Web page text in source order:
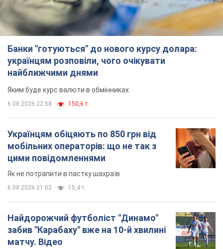
Банки "готуються" до нового курсу долара:
українцям розповіли, чого очікувати
найближчими днями
Яким буде курс валюти в обмінниках
6.08.2026 22:58 150,6 т.
Українцям обіцяють по 850 грн від
мобільних операторів: що не так з
цими повідомленнями
Як не потрапити в пастку шахраїв
6.08.2026 21:02 15,4 т.
Найдорожчий футболіст "Динамо"
забив "Карабаху" вже на 10-й хвилині
матчу. Відео